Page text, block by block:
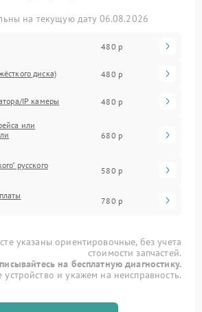
на текущую дату 06.08.2026
480 р
диска) 480 р
IP камеры 480 р
или
680 р
русского
580 р
780 р
указаны ориентировочные, без учета
стоимости запчастей.
на бесплатную диагностику.
и укажем на неисправность.